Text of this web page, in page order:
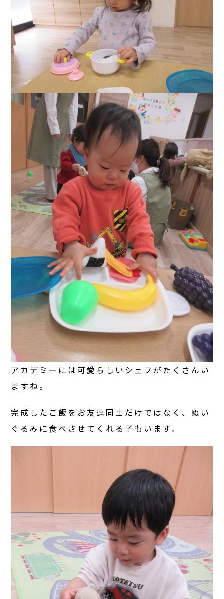
アカデミーには可愛らしいシェフがたくさんい
ますね。
完成したご飯をお友達同士だけではなく、ぬい
ぐるみに食べさせてくれる子もいます。